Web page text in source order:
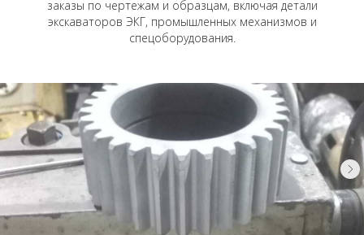
заказы по чертежам и образцам, включая детали
экскаваторов ЭКГ, промышленных механизмов и
спецоборудования.